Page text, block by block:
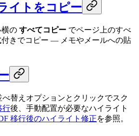
イトをコピー
の すべてコピー でページ上のすべ
きでコピー — メモやメールへの貼
替えオプションとクリックでスク
行後、手動配置が必要なハイライト
移行後のハイライト修正を参照。